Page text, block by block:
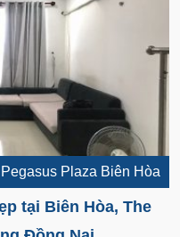
Plaza Biên Hòa
tại Biên Hòa, The